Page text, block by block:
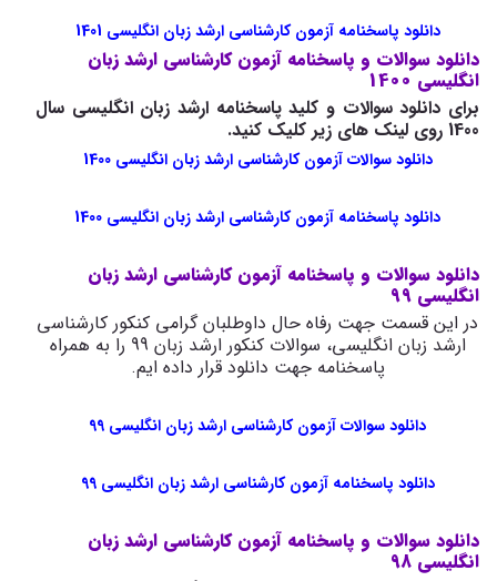
دانلود پاسخنامه آزمون کارشناسی ارشد زبان انگلیسی 1401
دانلود سوالات و پاسخنامه آزمون کارشناسی ارشد زبان
انگلیسی 1400
برای دانلود سوالات و کلید پاسخنامه ارشد زبان انگلیسی سال
1400 روی لینک های زیر کلیک کنید.
دانلود سوالات آزمون کارشناسی ارشد زبان انگلیسی 1400
دانلود پاسخنامه آزمون کارشناسی ارشد زبان انگلیسی 1400
دانلود سوالات و پاسخنامه آزمون کارشناسی ارشد زبان
انگلیسی 99
در این قسمت جهت رفاه حال داوطلبان گرامی کنکور کارشناسی
ارشد زبان انگلیسی، سوالات کنکور ارشد زبان 99 را به همراه
پاسخنامه جهت دانلود قرار داده ایم.
دانلود سوالات آزمون کارشناسی ارشد زبان انگلیسی 99
دانلود پاسخنامه آزمون کارشناسی ارشد زبان انگلیسی 99
دانلود سوالات و پاسخنامه آزمون کارشناسی ارشد زبان
انگلیسی 98